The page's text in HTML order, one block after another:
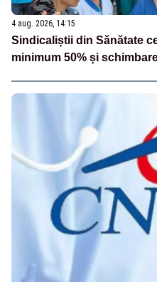
4 aug. 2026, 14:15
Sindicaliștii din Sănătate
minimum 50% și